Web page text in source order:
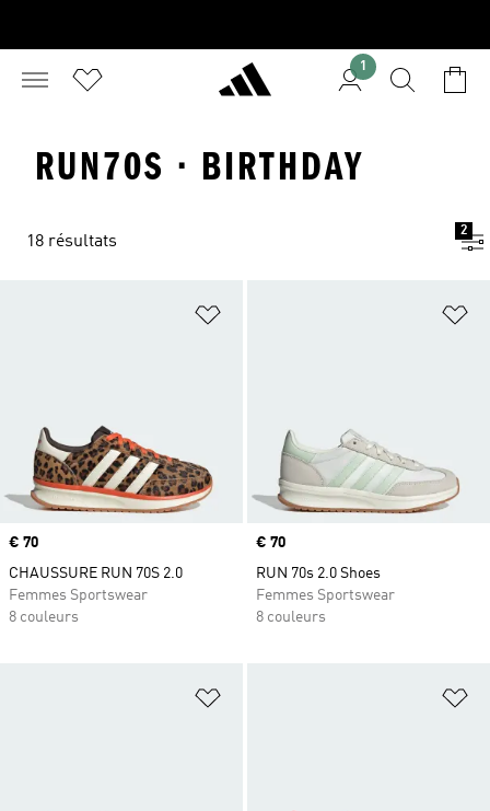
1
RUN70S · BIRTHDAY
18 résultats
2
Ajouter à la Liste de produits
Prix
€ 70
CHAUSSURE RUN 70S 2.0
Femmes Sportswear
8 couleurs
Prix
€ 70
RUN 70s 2.0 Shoes
Femmes Sportswear
8 couleurs
Ajouter à la Liste de produits